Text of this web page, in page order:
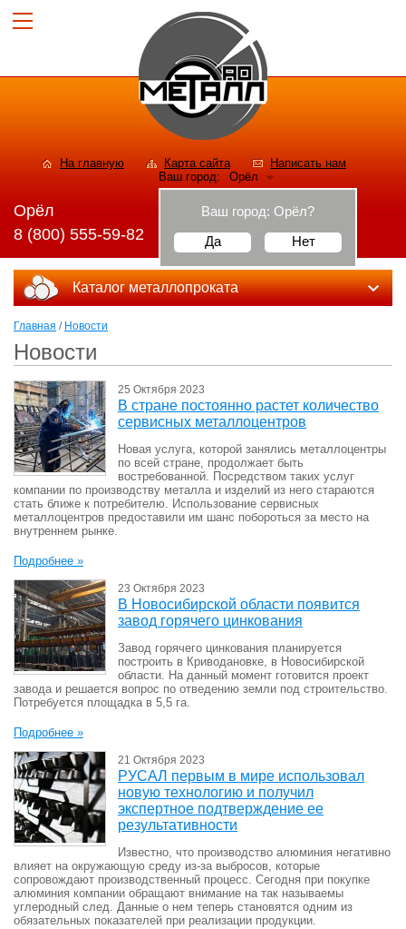
На главную Карта сайта
Написать нам
Ваш город:
Орёл
Ваш город: Орёл?
Да
Нет
Орёл
8 (800) 555-59-82
Каталог металлопроката
Главная / Новости
Новости
25 Октября 2023
В стране постоянно растет количество
сервисных металлоцентров
Новая услуга, которой занялись металлоцентры
по всей стране, продолжает быть
востребованной. Посредством таких услуг
компании по производству металла и изделий из него стараются
стать ближе к потребителю. Использование сервисных
металлоцентров предоставили им шанс побороться за место на
внутреннем рынке.
Подробнее »
23 Октября 2023
В Новосибирской области появится
завод горячего цинкования
Завод горячего цинкования планируется
построить в Криводановке, в Новосибирской
области. На данный момент готовится проект
завода и решается вопрос по отведению земли под строительство.
Потребуется площадка в 5,5 га.
Подробнее »
21 Октября 2023
РУСАЛ первым в мире использовал
новую технологию и получил
экспертное подтверждение ее
результативности
Известно, что производство алюминия негативно
влияет на окружающую среду из-за выбросов, которые
сопровождают производственный процесс. Сегодня при покупке
алюминия компании обращают внимание на так называемы
углеродный след. Данные о нем теперь становятся одним из
обязательных показателей при реализации продукции.